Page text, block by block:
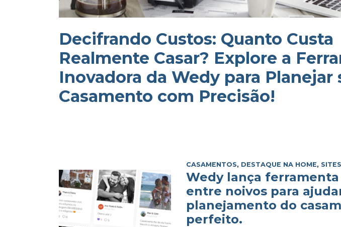
Decifrando Custos: Quanto Custa
Realmente Casar? Explore a
Inovadora da Wedy para Planejar
Casamento com Precisão!
CASAMENTOS, DESTAQUE NA HOME,
Wedy lança
entre noivos para
planejamento do
perfeito.